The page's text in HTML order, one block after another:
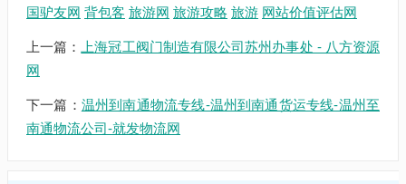
国驴友网 背包客 旅游网 旅游攻略 旅游 网站价值评估网
上一篇：
上海冠工阀门制造有限公司苏州办事处 - 八方资源
网
下一篇： 温州到南通物流专线-温州到南通货运专线-温州至
南通物流公司-就发物流网